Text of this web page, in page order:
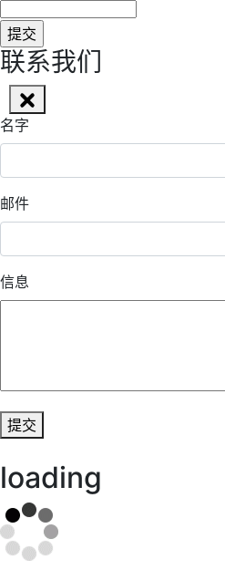
联系我们
名字
邮件
信息
提交
loading